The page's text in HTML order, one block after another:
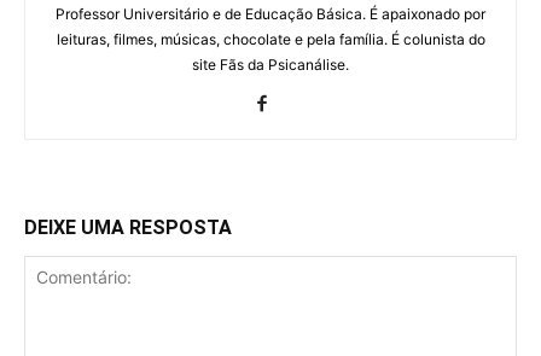
Professor Universitário e de Educação Básica. É apaixonado por
leituras, filmes, músicas, chocolate e pela família. É colunista do
site Fãs da Psicanálise.
DEIXE UMA RESPOSTA